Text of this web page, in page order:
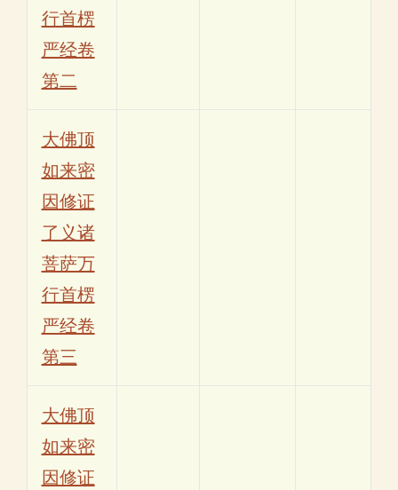
行首楞
严经卷
第二
大佛顶
如来密
因修证
了义诸
菩萨万
行首楞
严经卷
第三
大佛顶
如来密
因修证